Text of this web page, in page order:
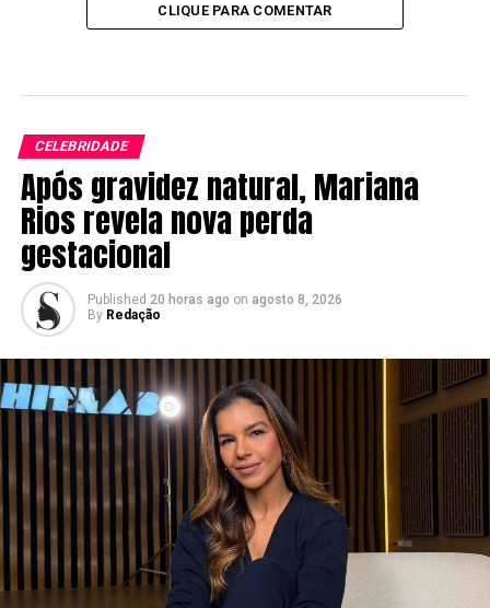
CLIQUE PARA COMENTAR
CELEBRIDADE
Após gravidez natural, Mariana
Rios revela nova perda
gestacional
Published 20 horas ago on agosto 8, 2026
By Redação